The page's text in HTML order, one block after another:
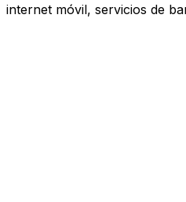
internet móvil, servicios de